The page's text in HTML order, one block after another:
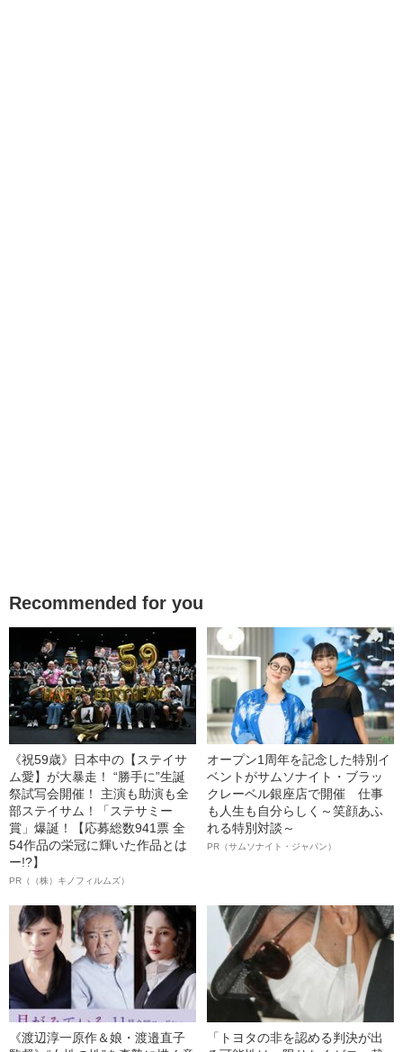
Recommended for you
《祝59歳》日本中の【ステイサ
ム愛】が大暴走！ “勝手に”生誕
祭試写会開催！ 主演も助演も全
部ステイサム！「ステサミー
賞」爆誕！【応募総数941票 全
54作品の栄冠に輝いた作品とは
ー!?】
PR（（株）キノフィルムズ）
オープン1周年を記念した特別イ
ベントがサムソナイト・ブラッ
クレーベル銀座店で開催 仕事
も人生も自分らしく～笑顔あふ
れる特別対談～
PR（サムソナイト・ジャパン）
《渡辺淳一原作＆娘・渡邉直子
「トヨタの非を認める判決が出